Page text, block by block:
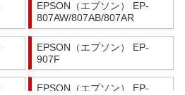
EPSON（エプソン） EP-
807AW/807AB/807AR
EPSON（エプソン） EP-
907F
EPSON（エプソン） EP-